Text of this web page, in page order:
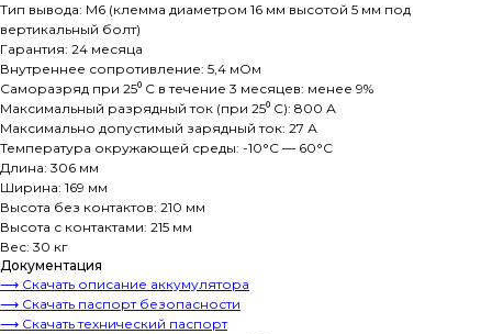
Тип вывода: M6 (клемма диаметром 16 мм высотой 5 мм под
вертикальный болт)
Гарантия: 24 месяца
Внутреннее сопротивление: 5,4 мОм
Саморазряд при 25⁰ С в течение 3 месяцев: менее 9%
Максимальный разрядный ток (при 25⁰ С): 800 А
Максимально допустимый зарядный ток: 27 А
Температура окружающей среды: -10°C — 60°C
Длина: 306 мм
Ширина: 169 мм
Высота без контактов: 210 мм
Высота с контактами: 215 мм
Вес: 30 кг
Документация
⟶ Скачать описание аккумулятора
⟶ Скачать паспорт безопасности
⟶ Скачать технический паспорт